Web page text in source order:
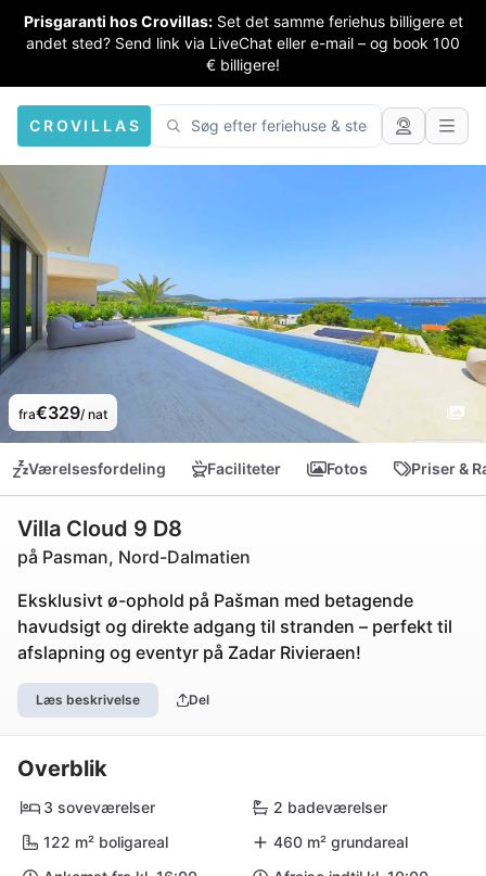
Prisgaranti hos Crovillas: Set det samme feriehus billigere et
andet sted? Send link via LiveChat eller e-mail – og book 100
€ billigere!
CROVILLAS
fra€329/ nat
Værelsesfordeling Faciliteter Fotos Priser &
Villa Cloud 9 D8
på Pasman, Nord-Dalmatien
Eksklusivt ø-ophold på Pašman med betagende
havudsigt og direkte adgang til stranden – perfekt til
afslapning og eventyr på Zadar Rivieraen!
Læs beskrivelse Del
Overblik
3 soveværelser
2 badeværelser
122 m² boligareal
460 m² grundareal